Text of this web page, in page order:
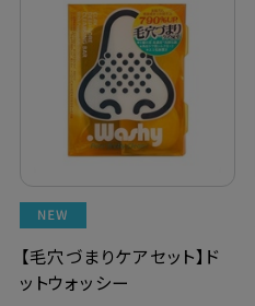
定期購入
お問い合わせ
ペリカン石鹸について
【毛穴づまりケアセット】ド
ットウォッシー